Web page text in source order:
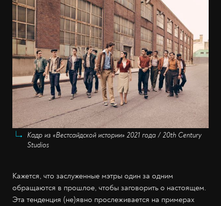
Кадр из «Вестсайдской истории» 2021 года / 20th Century
Studios
Кажется, что заслуженные мэтры один за одним
обращаются в прошлое, чтобы заговорить о настоящем.
Эта тенденция (не)явно прослеживается на примерах